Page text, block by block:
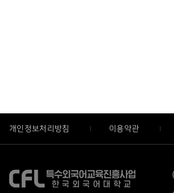
개인정보처리방침 이용약관